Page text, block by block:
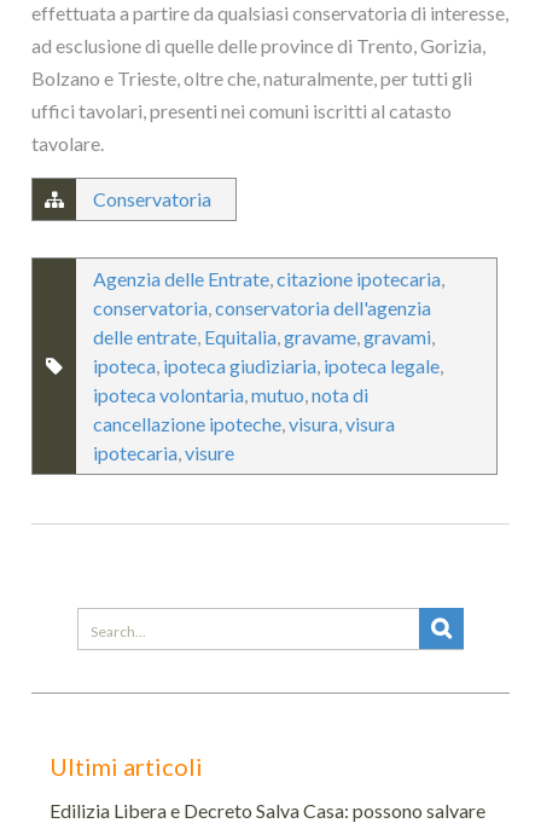
effettuata a partire da qualsiasi conservatoria di interesse,
ad esclusione di quelle delle province di Trento, Gorizia,
Bolzano e Trieste, oltre che, naturalmente, per tutti gli
uffici tavolari, presenti nei comuni iscritti al catasto
tavolare.
Conservatoria
Agenzia delle Entrate,citazione ipotecaria,
conservatoria,conservatoria dell'agenzia
delle entrate, Equitalia,gravame,gravami,
ipoteca, ipoteca giudiziaria, ipoteca legale,
ipoteca volontaria,mutuo,nota di
cancellazione ipoteche,visura,visura
ipotecaria,visure
Search
for:
Ultimi articoli
Edilizia Libera e Decreto Salva Casa: possono salvare